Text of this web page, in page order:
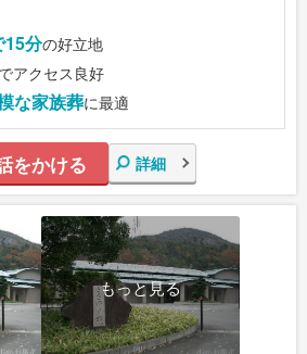
15分の好立地
アクセス良好
な家族葬に最適
をかける 詳細
もっと見る